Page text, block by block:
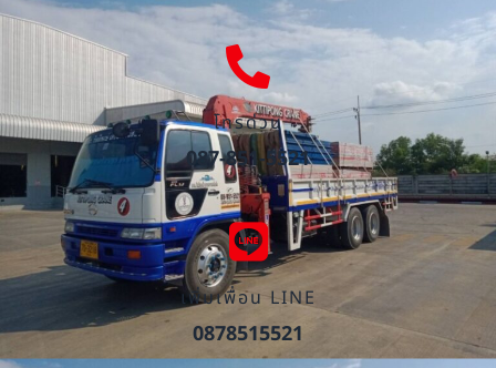
โทรด่วน
087-851-5521
เพิ่มเพื่อน LINE
0878515521